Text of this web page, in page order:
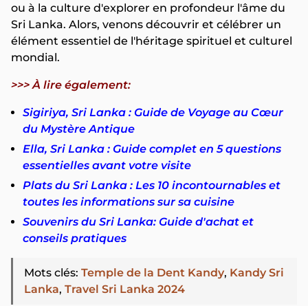
ou à la culture d'explorer en profondeur l'âme du
Sri Lanka. Alors, venons découvrir et célébrer un
élément essentiel de l'héritage spirituel et culturel
mondial.
>>> À lire également:
Sigiriya, Sri Lanka : Guide de Voyage au Cœur
du Mystère Antique
Ella, Sri Lanka : Guide complet en 5 questions
essentielles avant votre visite
Plats du Sri Lanka : Les 10 incontournables et
toutes les informations sur sa cuisine
Souvenirs du Sri Lanka: Guide d'achat et
conseils pratiques
Mots clés: Temple de la Dent Kandy, Kandy Sri
Lanka, Travel Sri Lanka 2024